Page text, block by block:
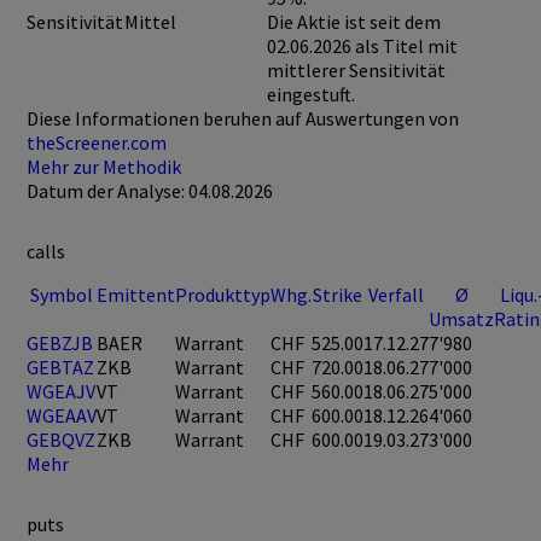
SensitivitätMittel
Die Aktie ist seit dem
02.06.2026 als Titel mit
mittlerer Sensitivität
eingestuft.
Diese Informationen beruhen auf Auswertungen von
theScreener.com
Mehr zur Methodik
Datum der Analyse: 04.08.2026
calls
Symbol EmittentProdukttypWhg.Strike Verfall
Ø
Umsatz
GEBZJB BAER Warrant CHF 525.0017.12.277'980
GEBTAZ ZKB Warrant CHF 720.0018.06.277'000
WGEAJVVT Warrant CHF 560.0018.06.275'000
WGEAAVVT Warrant CHF 600.0018.12.264'060
GEBQVZZKB Warrant CHF 600.0019.03.273'000
Mehr
puts